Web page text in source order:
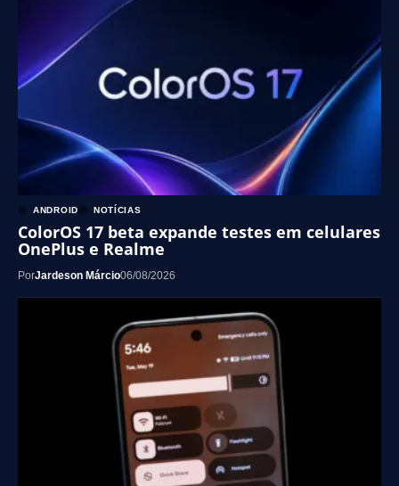
ANDROID NOTÍCIAS
ColorOS 17 beta expande testes em celulares
OnePlus e Realme
PorJardeson Márcio06/08/2026